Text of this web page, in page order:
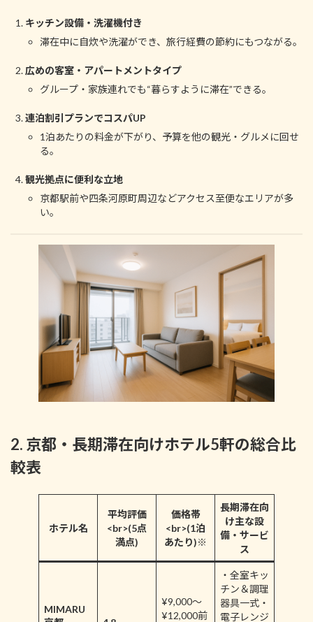
キッチン設備・洗濯機付き
滞在中に自炊や洗濯ができ、旅行経費の節約にもつながる。
広めの客室・アパートメントタイプ
グループ・家族連れでも“暮らすように滞在”できる。
連泊割引プランでコスパUP
1泊あたりの料金が下がり、予算を他の観光・グルメに回せ
る。
観光拠点に便利な立地
京都駅前や四条河原町周辺などアクセス至便なエリアが多
い。
2. 京都・長期滞在向けホテル5軒の総合比
較表
ホテル名
平均評価
<br>(5点
満点)
価格帯
<br>(1泊
あたり)※
長期滞在向
け主な設
備・サービ
ス
MIMARU
¥9,000～
¥12,000前
・全室キッ
チン＆調理
器具一式・
電子レンジ